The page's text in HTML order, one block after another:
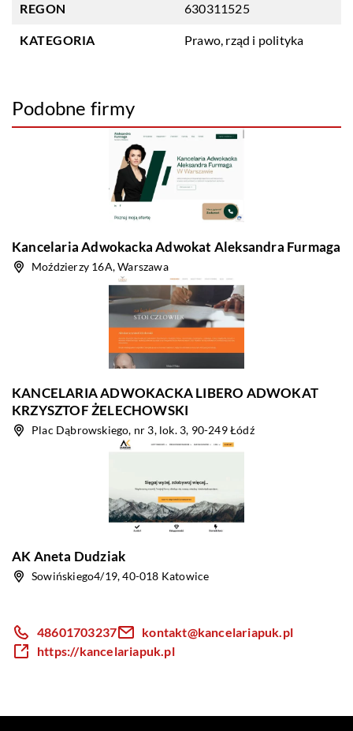
REGON 630311525
KATEGORIA Prawo, rząd i polityka
Podobne firmy
Kancelaria Adwokacka Adwokat Aleksandra Furmaga
Moździerzy 16A, Warszawa
KANCELARIA ADWOKACKA LIBERO ADWOKAT
KRZYSZTOF ŻELECHOWSKI
Plac Dąbrowskiego, nr 3, lok. 3, 90-249 Łódź
AK Aneta Dudziak
Sowińskiego4/19, 40-018 Katowice
48601703237
kontakt@kancelariapuk.pl
https://kancelariapuk.pl